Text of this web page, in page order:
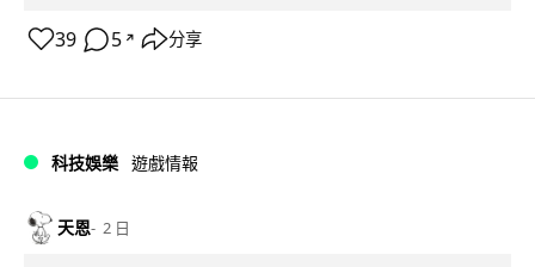
39 5 ↗ 分享
科技娛樂 遊戲情報
天恩 2 日